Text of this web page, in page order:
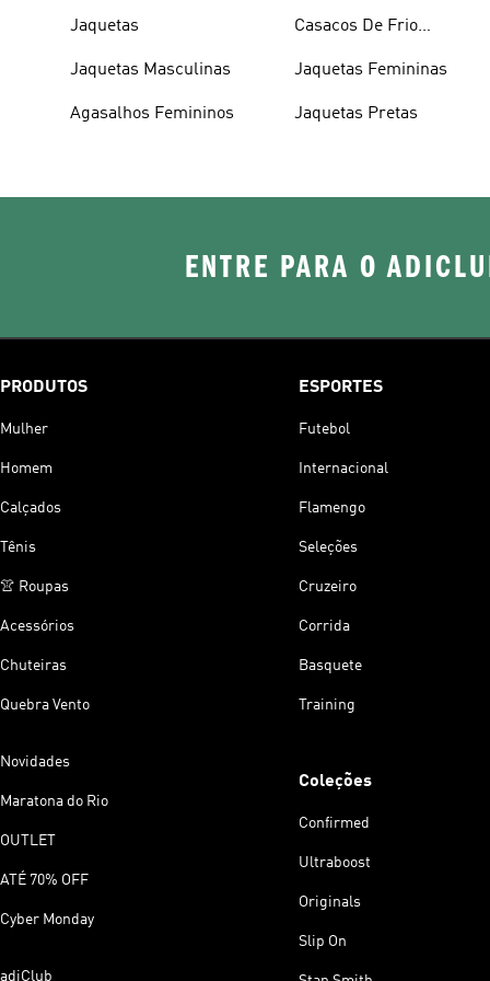
Jaquetas
Jaquetas Masculinas
Agasalhos Femininos
Casacos De Frio
Jaquetas Femininas
Jaquetas Pretas
ENTRE PARA O
PRODUTOS
Mulher
Homem
Calçados
Tênis
👚 Roupas
Acessórios
Chuteiras
Quebra Vento
Novidades
Maratona do Rio
OUTLET
ATÉ 70% OFF
Cyber Monday
adiClub
ESPORTES
Futebol
Internacional
Flamengo
Seleções
Cruzeiro
Corrida
Basquete
Training
Coleções
Confirmed
Ultraboost
Originals
Slip On